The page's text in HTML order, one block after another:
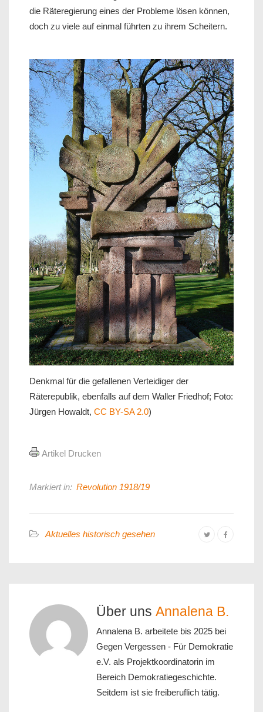
die Räteregierung eines der Probleme lösen können,
doch zu viele auf einmal führten zu ihrem Scheitern.
Denkmal für die gefallenen Verteidiger der
Räterepublik, ebenfalls auf dem Waller Friedhof; Foto:
Jürgen Howaldt, CC BY-SA 2.0)
Artikel Drucken
Markiert in: Revolution 1918/19
Aktuelles historisch gesehen
Über uns Annalena B.
Annalena B. arbeitete bis 2025 bei
Gegen Vergessen - Für Demokratie
e.V. als Projektkoordinatorin im
Bereich Demokratiegeschichte.
Seitdem ist sie freiberuflich tätig.